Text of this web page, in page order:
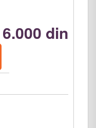
6.000 din